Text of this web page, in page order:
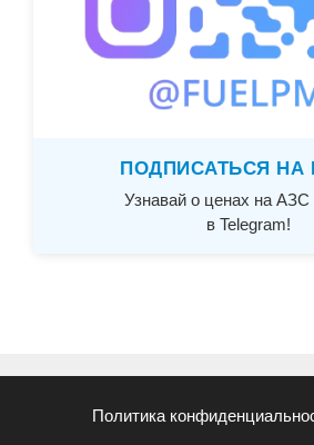
ПОДПИСАТЬСЯ НА
Узнавай о ценах на
в Telegram!
Политика